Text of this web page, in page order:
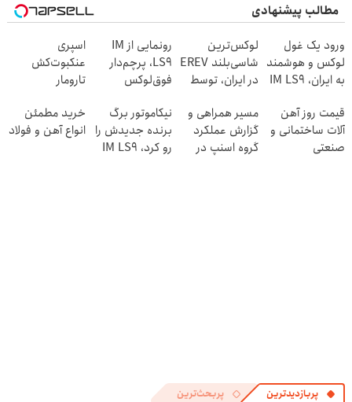
مطالب پیشنهادی
ورود یک غول
لوکس و هوشمند
به ایران، IM LS9
شد
لوکس‌ترین
شاسی‌بلند EREV
در ایران، توسط
رونمایی شد!
رونمایی از IM
LS9، پرچم‌دار
فوق‌لوکس
ایران شد
اسپری
عنکبوت‌‌کش
تارومار
عنکبوت
قیمت روز آهن
آلات ساختمانی و
صنعتی
مسیر همراهی و
گزارش عملکرد
گروه اسنپ در
نیکاموتور برگ
برنده جدیدش را
رو کرد، IM LS9
خرید مطمئن
انواع آهن و فولاد
پربازدیدترین پربحث‌ترین